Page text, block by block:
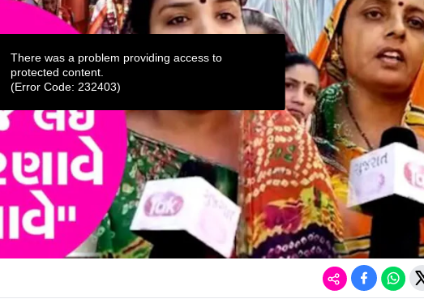
There was a problem providing access to
protected content.
(Error Code: 232403)